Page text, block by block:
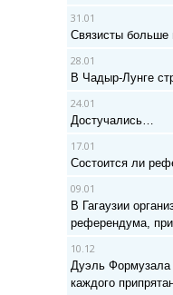
31.01
Связисты больше
28.01
В Чадыр-Лунге
24.01
Достучались…
17.01
Состоится ли
09.01
В Гагаузии
референдума,
10.12
Дуэль Формузала
каждого